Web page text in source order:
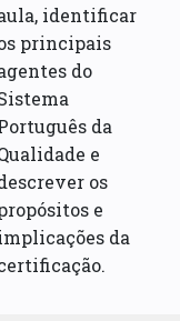
identificar
principais
do
da
e
os
e
da